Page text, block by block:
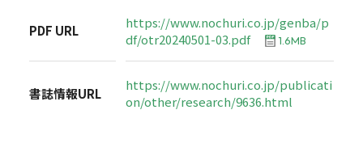
PDF URL
https://www.nochuri.co.jp/genba/p
df/otr20240501-03.pdf
1.6MB
書誌情報URL
https://www.nochuri.co.jp/publicati
on/other/research/9636.html